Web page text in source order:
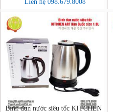
25cm x 30호
Liên hệ 098.679.8008
Bình đun nước siêu tốc KITCHEN